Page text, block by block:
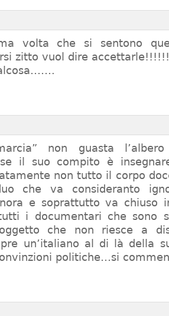
volta che si sentono
zitto vuol dire accettarle!!!!!!
non guasta
il suo compito è
non tutto il corpo
che va consideranto
e soprattutto va chiuso
i documentari che sono
che non riesce a
un’italiano al di là della
politiche…si